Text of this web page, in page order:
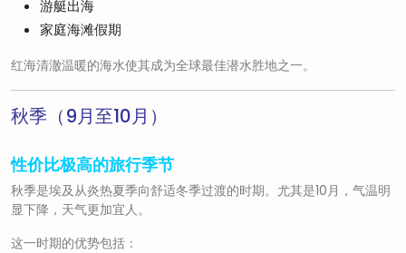
游艇出海
家庭海滩假期
红海清澈温暖的海水使其成为全球最佳潜水胜地之一。
秋季（9月至10月）
性价比极高的旅行季节
秋季是埃及从炎热夏季向舒适冬季过渡的时期。尤其是10月，气温明
显下降，天气更加宜人。
这一时期的优势包括：